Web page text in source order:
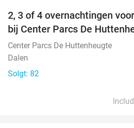
2, 3 of 4 overnachtingen
bij Center Parcs De
Center Parcs De Huttenheugte
Dalen
Solgt: 82